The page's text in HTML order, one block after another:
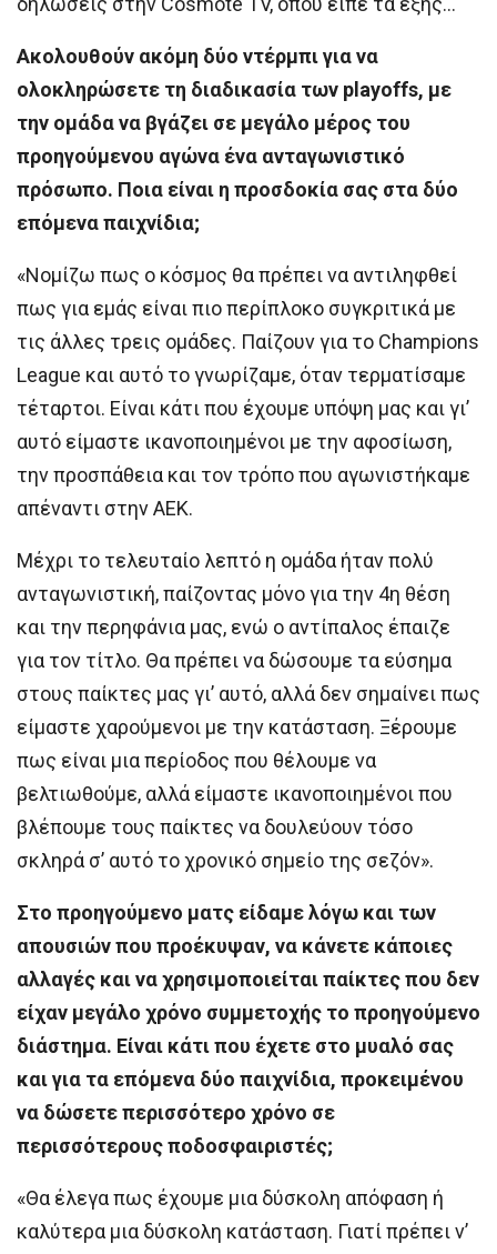
Aκολουθούν ακόμη δύο ντέρμπι για να
ολοκληρώσετε τη διαδικασία των playoffs, με
την ομάδα να βγάζει σε μεγάλο μέρος του
προηγούμενου αγώνα ένα ανταγωνιστικό
πρόσωπο. Ποια είναι η προσδοκία σας στα δύο
επόμενα παιχνίδια;
«Νομίζω πως ο κόσμος θα πρέπει να αντιληφθεί
πως για εμάς είναι πιο περίπλοκο συγκριτικά με
τις άλλες τρεις ομάδες. Παίζουν για το Champions
League και αυτό το γνωρίζαμε, όταν τερματίσαμε
τέταρτοι. Είναι κάτι που έχουμε υπόψη μας και γι’
αυτό είμαστε ικανοποιημένοι με την αφοσίωση,
την προσπάθεια και τον τρόπο που αγωνιστήκαμε
απέναντι στην ΑΕΚ.
Μέχρι το τελευταίο λεπτό η ομάδα ήταν πολύ
ανταγωνιστική, παίζοντας μόνο για την 4η θέση
και την περηφάνια μας, ενώ ο αντίπαλος έπαιζε
για τον τίτλο. Θα πρέπει να δώσουμε τα εύσημα
στους παίκτες μας γι’ αυτό, αλλά δεν σημαίνει πως
είμαστε χαρούμενοι με την κατάσταση. Ξέρουμε
πως είναι μια περίοδος που θέλουμε να
βελτιωθούμε, αλλά είμαστε ικανοποιημένοι που
βλέπουμε τους παίκτες να δουλεύουν τόσο
σκληρά σ’ αυτό το χρονικό σημείο της σεζόν».
Στο προηγούμενο ματς είδαμε λόγω και των
απουσιών που προέκυψαν, να κάνετε κάποιες
αλλαγές και να χρησιμοποιείται παίκτες που δεν
είχαν μεγάλο χρόνο συμμετοχής το προηγούμενο
διάστημα. Είναι κάτι που έχετε στο μυαλό σας
και για τα επόμενα δύο παιχνίδια, προκειμένου
να δώσετε περισσότερο χρόνο σε
περισσότερους ποδοσφαιριστές;
«Θα έλεγα πως έχουμε μια δύσκολη απόφαση ή
καλύτερα μια δύσκολη κατάσταση. Γιατί πρέπει ν’